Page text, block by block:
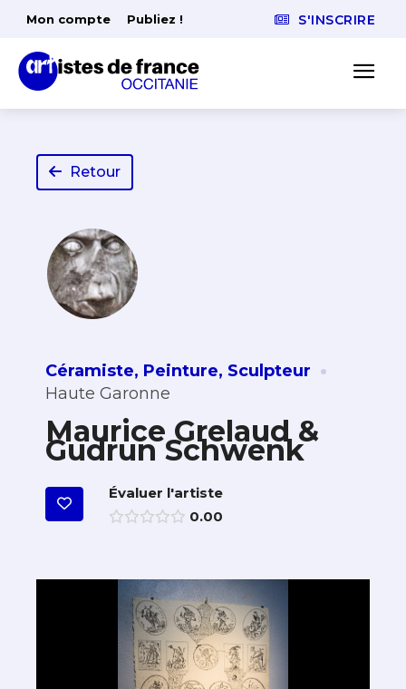
Mon compte Publiez ! S'INSCRIRE
Retour
Céramiste, Peinture, Sculpteur ·
Haute Garonne
Maurice Grelaud &
Gudrun Schwenk
Évaluer l'artiste
0.00